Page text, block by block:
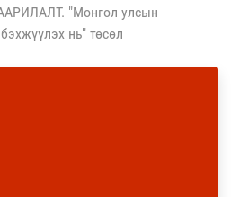
"Монгол улсын
нь" төсөл